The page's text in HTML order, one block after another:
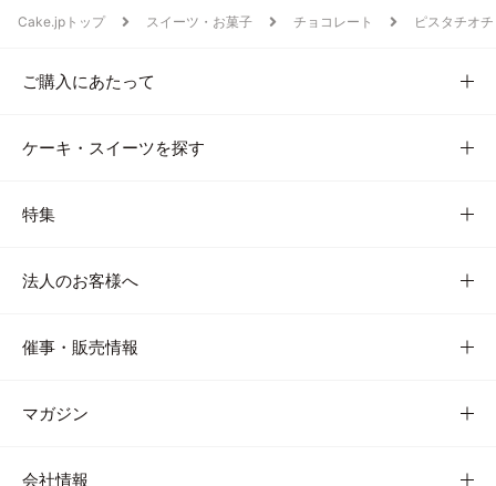
Cake.jpトップ スイーツ・お菓子 チョコレート ピスタチオ
ご購入にあたって
ケーキ・スイーツを探す
特集
法人のお客様へ
催事・販売情報
マガジン
会社情報